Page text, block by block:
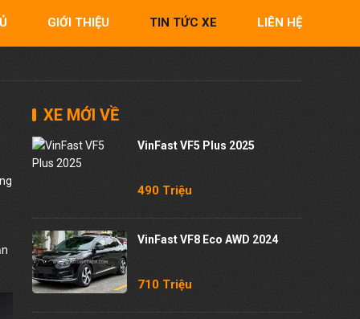
GIỚI THIỆU TIN TỨC XE LIÊN HỆ
XE MỚI VỀ
VinFast VF5 Plus 2025
490 Triệu
VinFast VF8 Eco AWD 2024
710 Triệu